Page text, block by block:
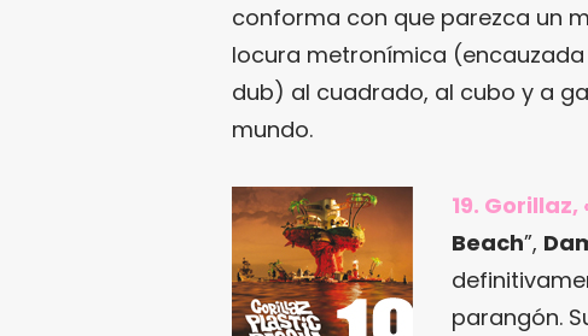
conforma con que parezca un
locura metronímica (encauzada
dub) al cuadrado, al cubo y a
mundo.
19.
Beach”,
parangón.